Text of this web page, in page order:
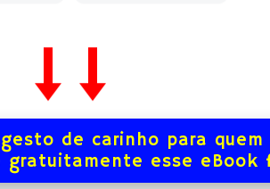
de carinho para
gratuitamente esse